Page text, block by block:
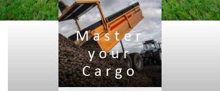
Master
your
Cargo